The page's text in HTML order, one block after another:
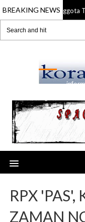
BREAKING NEWS
21 Jul 2026 Anggota
RPX
ZAMAN